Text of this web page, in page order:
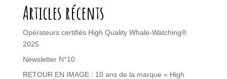
Articles récents
Opérateurs certifiés High Quality Whale-Watching®
2025
Newsletter N°10
RETOUR EN IMAGE : 10 ans de la marque « High